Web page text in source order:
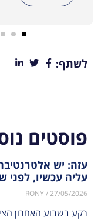
לשתף:
פוסטים
עזה: יש
עליה עכשיו, לפני
RONY 27/05/2026
רקע בשבוע האחרון